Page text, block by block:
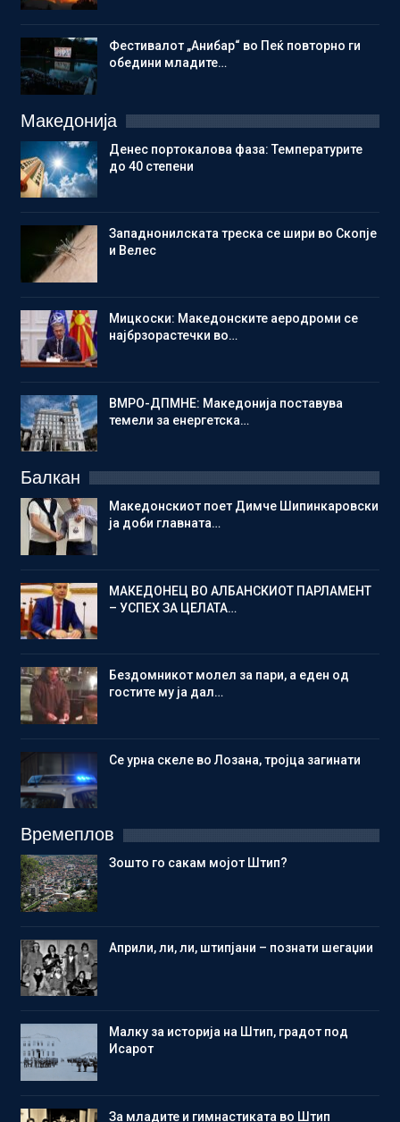
Фестивалот „Анибар“ во Пеќ повторно ги
обедини младите…
Македонија
Денес портокалова фаза: Температурите
до 40 степени
Западнонилската треска се шири во Скопје
и Велес
Мицкоски: Македонските аеродроми се
најбрзорастечки во…
ВМРО-ДПМНЕ: Македонија поставува
темели за енергетска…
Балкан
Македонскиот поет Димче Шипинкаровски
ја доби главната…
МАКЕДОНЕЦ ВО АЛБАНСКИОТ ПАРЛАМЕНТ
– УСПЕХ ЗА ЦЕЛАТА…
Бездомникот молел за пари, а еден од
гостите му ја дал…
Се урна скеле во Лозана, тројца загинати
Времеплов
Зошто го сакам мојот Штип?
Aприли, ли, ли, штипјани – познати шегаџии
Малку за историја на Штип, градот под
Исарот
Зa младите и гимнастиката во Штип